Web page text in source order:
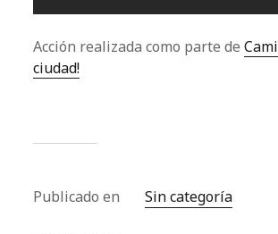
Acción realizada como parte de
ciudad!
Publicado en Sin categoría